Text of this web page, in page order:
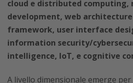
cloud e distributed computing,
development, web
framework, user interface
information security/
intelligence, IoT, e cognitive
A livello dimensionale emerge